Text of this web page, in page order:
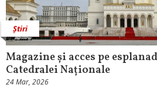
Știri
Magazine și acces pe
Catedralei Naționale
24 Mar, 2026